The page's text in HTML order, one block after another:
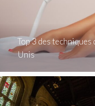
Top 3 des
Unis